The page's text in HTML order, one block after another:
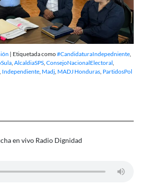
| Etiquetada como#CandidaturaIndepedniente,
, AlcaldiaSPS, ConsejoNacionalElectoral,
, Independiente, Madj, MADJ Honduras, PartidosPol
en vivo Radio Dignidad